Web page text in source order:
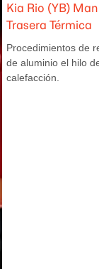
Kia Rio (YB)
Trasera Térmica
Procedimientos de
de aluminio el hilo
calefacción.